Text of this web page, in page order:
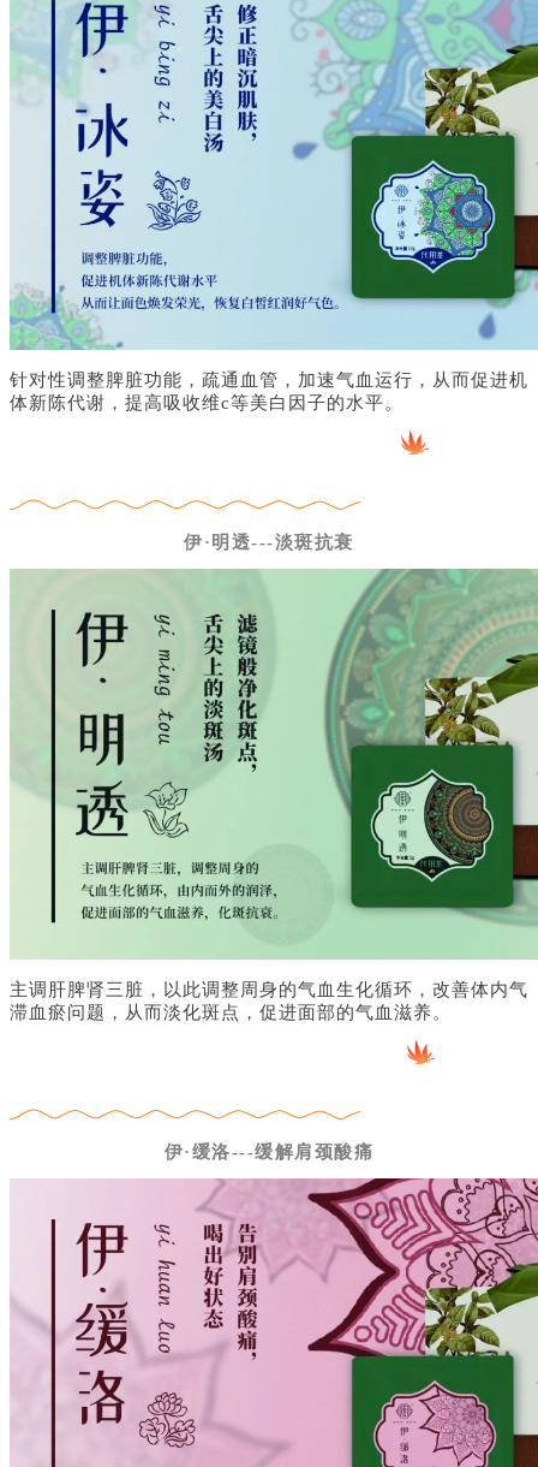
针对性调整脾脏功能，疏通血管，加速气血运行，从而促进机
体新陈代谢，提高吸收维c等美白因子的水平。
伊·明透---淡斑抗衰
主调肝脾肾三脏，以此调整周身的气血生化循环，改善体内气
滞血瘀问题，从而淡化斑点，促进面部的气血滋养。
伊·缓洛---缓解肩颈酸痛